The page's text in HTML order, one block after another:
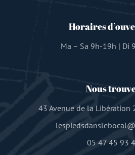
Horaires
Ma – Sa 9h-19h | Di
Nous
43 Avenue de la Libération
05 47 45 93